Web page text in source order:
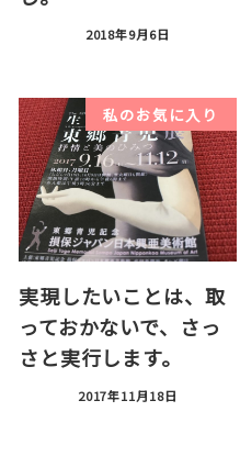
2018年9月6日
私のお気に入り
実現したいことは、取
っておかないで、さっ
さと実行します。
2017年11月18日